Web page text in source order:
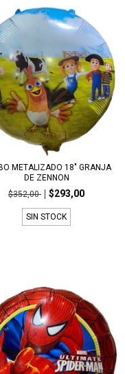
METALIZADO 18" GRANJA
DE ZENNON
$352,00
$293,00
SIN STOCK